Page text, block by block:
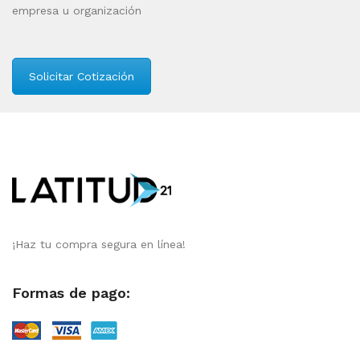
empresa u organización
Solicitar Cotización
¡Haz tu compra segura en línea!
Formas de pago: